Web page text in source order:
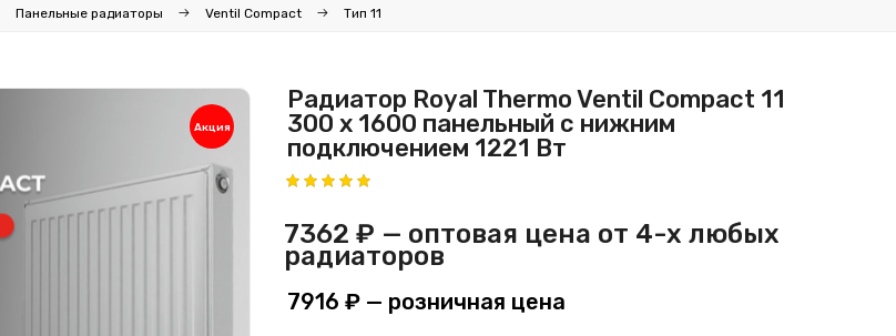
Панельные радиаторы Ventil Compact Тип 11
Акция
Радиатор Royal Thermo Ventil Compact 11
300 х 1600 панельный с нижним
подключением 1221 Вт
7362 ₽ — оптовая цена от 4-х любых
радиаторов
7916 ₽ — розничная цена